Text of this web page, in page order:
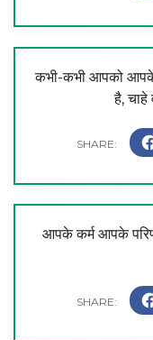
कभी-कभी आपको आपके
है, चाहे
आपके कर्म आपके